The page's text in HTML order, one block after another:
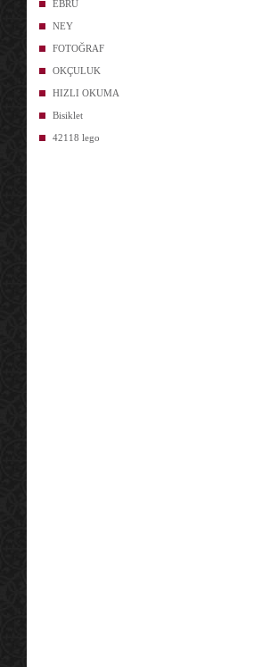
EBRU
NEY
FOTOĞRAF
OKÇULUK
HIZLI OKUMA
Bisiklet
42118 lego